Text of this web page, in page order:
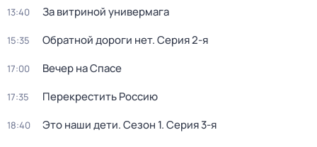
13:40 За витриной универмага
15:35 Обратной дороги нет. Серия 2-я
17:00 Вечер на Спасе
17:35 Перекреcтить Росcию
18:40 Это наши дети. Сезон 1. Серия 3-я